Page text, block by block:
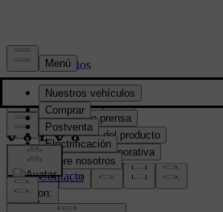
Prensa y Medios
Material de prensa
Información del producto
Información corporativa
Contacto de medios
location:
PY